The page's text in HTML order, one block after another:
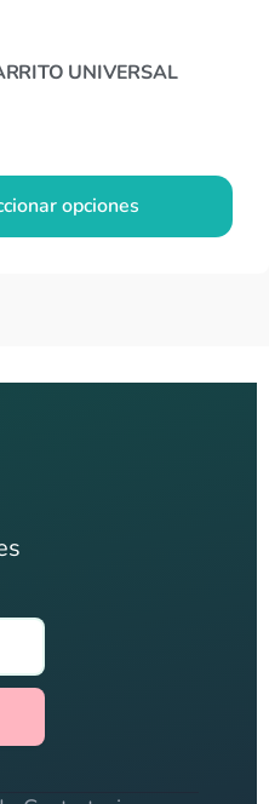
UNIVERSAL
opciones